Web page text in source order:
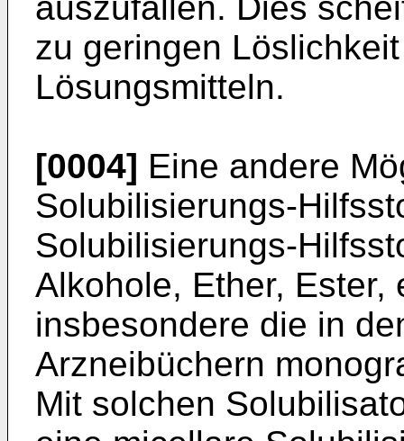
zu geringen
Lösungsmitteln.
[0004] Eine andere
Solubilisierungs-
Solubilisierungs-
Alkohole, Ether, Ester,
insbesondere die in
Arzneibüchern
Mit solchen